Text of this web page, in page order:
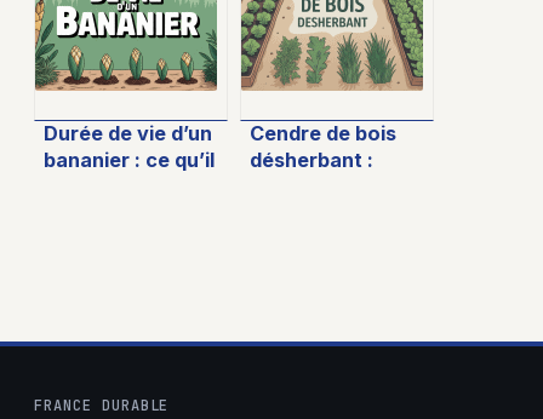
Durée de vie d’un
bananier : ce qu’il
Cendre de bois
désherbant :
FRANCE DURABLE